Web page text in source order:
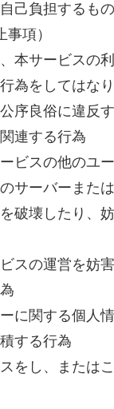
己負担するも
項）
本サービスの
為をしてはなり
序良俗に違反
連する行為
ビスの他のユ
サーバーまた
破壊したり、
スの運営を妨
に関する個人
する行為
をし、または